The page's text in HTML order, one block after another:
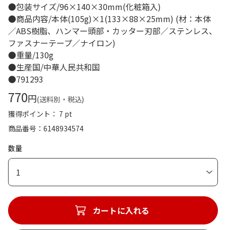
●包装サイズ/96×140×30mm(化粧箱入)
●商品内容/本体(105g)×1(133×88×25mm) (材：本体
／ABS樹脂、ハンマー頭部・カッター刃部／ステンレス、
ファスナーテープ／ナイロン)
●重量/130g
●生産国/中華人民共和国
●791293
770円(送料別・税込)
獲得ポイント： 7 pt
商品番号
6148934574
数量
1
カートに入れる